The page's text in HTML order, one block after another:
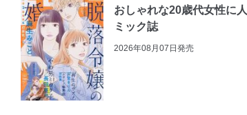
おしゃれな20歳代女性に
ミック誌
2026年08月07日発売